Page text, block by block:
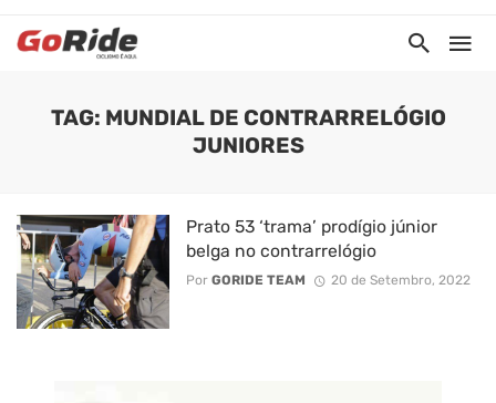
TAG: MUNDIAL DE CONTRARRELÓGIO
JUNIORES
Prato 53 ‘trama’ prodígio júnior
belga no contrarrelógio
Por GORIDE TEAM 20 de Setembro, 2022